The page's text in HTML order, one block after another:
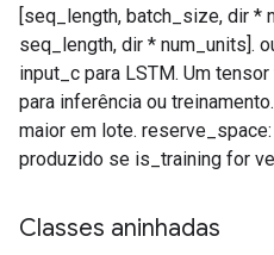
[seq_length, batch_size, dir *
seq_length, dir * num_units].
input_c para LSTM. Um
para inferência ou
maior em lote.
produzido se is_training for
Classes aninhadas